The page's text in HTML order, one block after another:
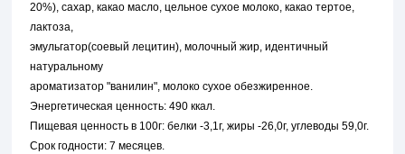
20%), сахар, какао масло, цельное сухое молоко, какао тертое,
лактоза,
эмульгатор(соевый лецитин), молочный жир, идентичный
натуральному
ароматизатор "ванилин", молоко сухое обезжиренное.
Энергетическая ценность: 490 ккал.
Пищевая ценность в 100г: белки -3,1г, жиры -26,0г, углеводы 59,0г.
Срок годности: 7 месяцев.